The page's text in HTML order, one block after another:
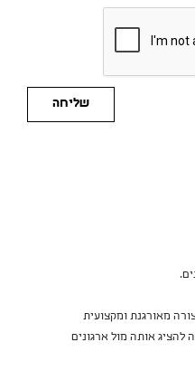
שליחה
מאורגנת ומקצועית
להציג אותה מול ארגונים